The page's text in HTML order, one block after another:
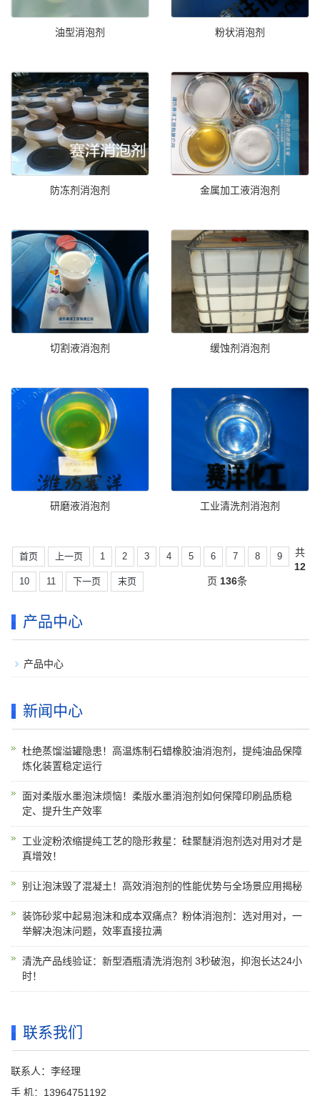
油型消泡剂 粉状消泡剂
防冻剂消泡剂 金属加工液消泡剂
切割液消泡剂 缓蚀剂消泡剂
研磨液消泡剂 工业清洗剂消泡剂
首页 上一页 1 2 3 4 5 6 7 8 9
10 11 下一页 末页
共
12
页 136条
产品中心
产品中心
新闻中心
杜绝蒸馏溢罐隐患！高温炼制石蜡橡胶油消泡剂，提纯油品保障
炼化装置稳定运行
面对柔版水墨泡沫烦恼！柔版水墨消泡剂如何保障印刷品质稳
定、提升生产效率
工业淀粉浓缩提纯工艺的隐形救星：硅聚醚消泡剂选对用对才是
真增效！
别让泡沫毁了混凝土！高效消泡剂的性能优势与全场景应用揭秘
装饰砂浆中起易泡沫和成本双痛点？粉体消泡剂：选对用对，一
举解决泡沫问题，效率直接拉满
清洗产品线验证：新型酒瓶清洗消泡剂 3秒破泡，抑泡长达24小
时！
联系我们
联系人：李经理
手 机：13964751192